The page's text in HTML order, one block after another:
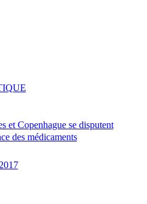
et Copenhague se disputent
des médicaments